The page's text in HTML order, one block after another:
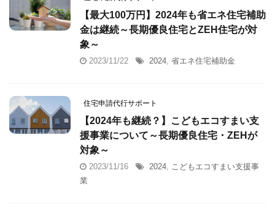
【最大100万円】2024年も省エネ住宅補助
金は継続～長期優良住宅とZEH住宅が対
象～
2023/11/22 2024 省エネ住宅補助金
住宅申請代行サポート
【2024年も継続？】こどもエコすまい支
援事業について～長期優良住宅・ZEHが
対象～
2023/11/16 2024
こどもエコすまい支援事
業